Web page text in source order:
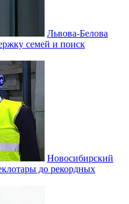
Львова-Белова
семей и поиск
Новосибирский
до рекордных